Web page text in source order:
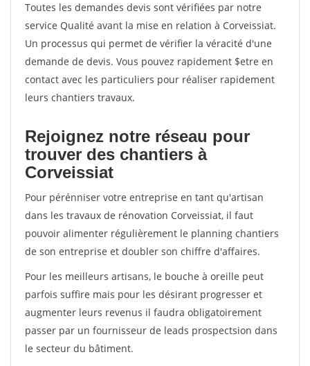
Toutes les demandes devis sont vérifiées par notre
service Qualité avant la mise en relation à Corveissiat.
Un processus qui permet de vérifier la véracité d'une
demande de devis. Vous pouvez rapidement $etre en
contact avec les particuliers pour réaliser rapidement
leurs chantiers travaux.
Rejoignez notre réseau pour
trouver des chantiers à
Corveissiat
Pour pérénniser votre entreprise en tant qu'artisan
dans les travaux de rénovation Corveissiat, il faut
pouvoir alimenter régulièrement le planning chantiers
de son entreprise et doubler son chiffre d'affaires.
Pour les meilleurs artisans, le bouche à oreille peut
parfois suffire mais pour les désirant progresser et
augmenter leurs revenus il faudra obligatoirement
passer par un fournisseur de leads prospectsion dans
le secteur du bâtiment.